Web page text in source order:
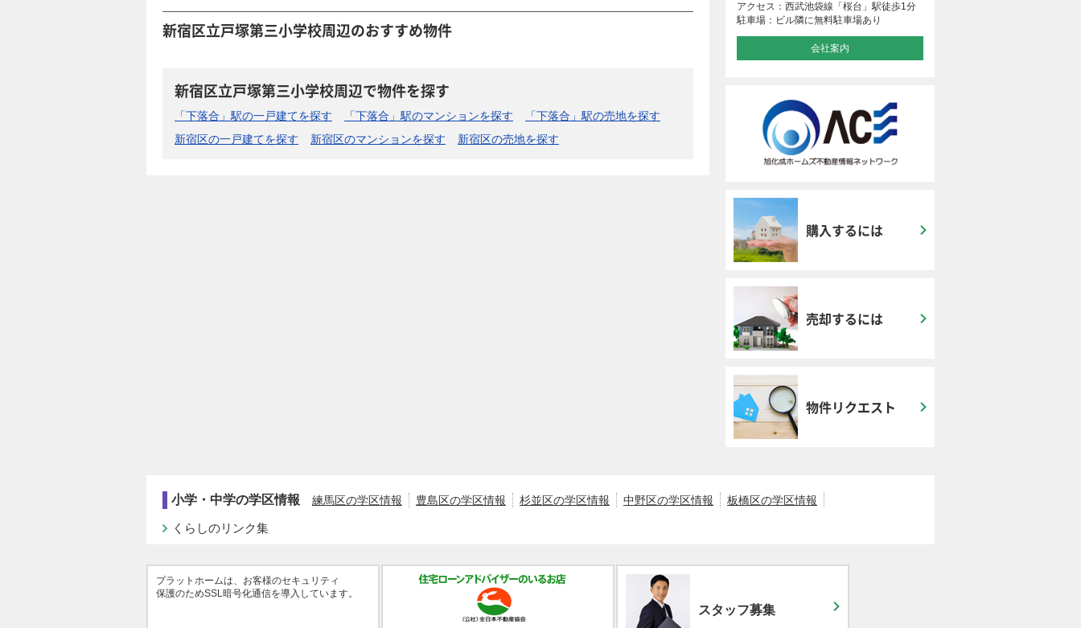
新宿区立戸塚第三小学校周辺のおすすめ物件
新宿区立戸塚第三小学校周辺で物件を探す
「下落合」駅の一戸建てを探す 「下落合」駅のマンションを探す
「下落合」駅の売地を探す
新宿区の一戸建てを探す
新宿区のマンションを探す 新宿区の売地を探す
アクセス：西武池袋線「桜台」駅徒歩1分
駐車場：ビル隣に無料駐車場あり
会社案内
購入するには
売却するには
物件リクエスト
小学・中学の学区情報 練馬区の学区情報 豊島区の学区情報 杉並区の学区情報 中野区の学区情報 板橋区の学区情報
くらしのリンク集
プラットホームは、お客様のセキュリティ
保護のためSSL暗号化通信を導入しています。
スタッフ募集